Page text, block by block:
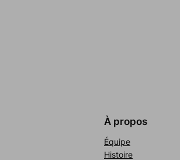
À propos
Équipe
Histoire